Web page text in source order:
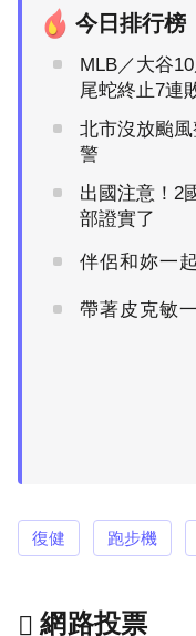
今日排行榜
MLB／大谷
尾蛇終止7連
北市沒放颱
警
出國注意！2
部證實了
伴侶和妳一
帶著皮克敏
復健 跑步機
網路投票